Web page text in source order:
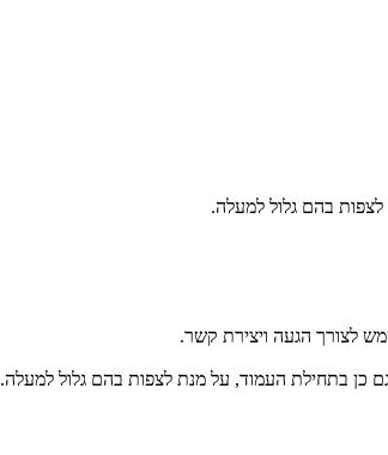
בהם גלול למעלה.
לצורך הגעה ויצירת קשר.
כן בתחילת העמוד, על מנת לצפות בהם גלול למעלה.